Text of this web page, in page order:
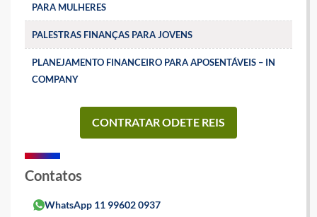
PARA MULHERES
PALESTRAS FINANÇAS PARA JOVENS
PLANEJAMENTO FINANCEIRO PARA APOSENTÁVEIS – IN
COMPANY
CONTRATAR ODETE REIS
Contatos
WhatsApp 11 99602 0937